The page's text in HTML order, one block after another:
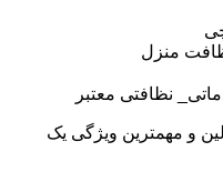
منزل
نظافتی معتبر
و مهمترین ویژگی یک